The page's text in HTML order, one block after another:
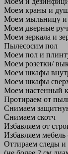
Моем краны и
Моем мыльницу и
Моем дверные
Моем зеркала и
Пылесосим пол
Моем пол и
Моем розетки/
Моем шкафы
Моем шкафы
Моем настенный
Протираем от
Снимаем
Снимаем скотч
Избавляем от
Избавляем
Оттираем следы и